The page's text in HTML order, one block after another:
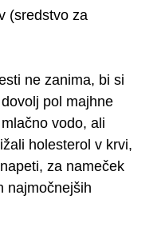
(sredstvo za
ne zanima, bi si
pol majhne
vodo, ali
holesterol v krvi,
za nameček
najmočnejših